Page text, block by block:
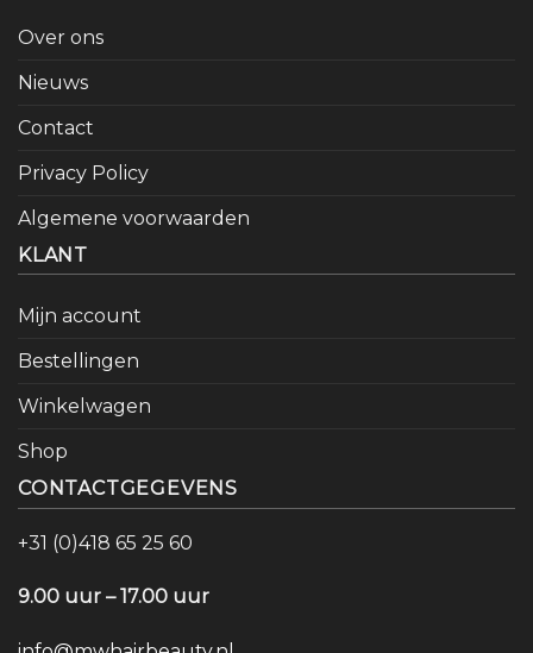
Over ons
Nieuws
Contact
Privacy Policy
Algemene voorwaarden
KLANT
Mijn account
Bestellingen
Winkelwagen
Shop
CONTACTGEGEVENS
+31 (0)418 65 25 60
9.00 uur – 17.00 uur